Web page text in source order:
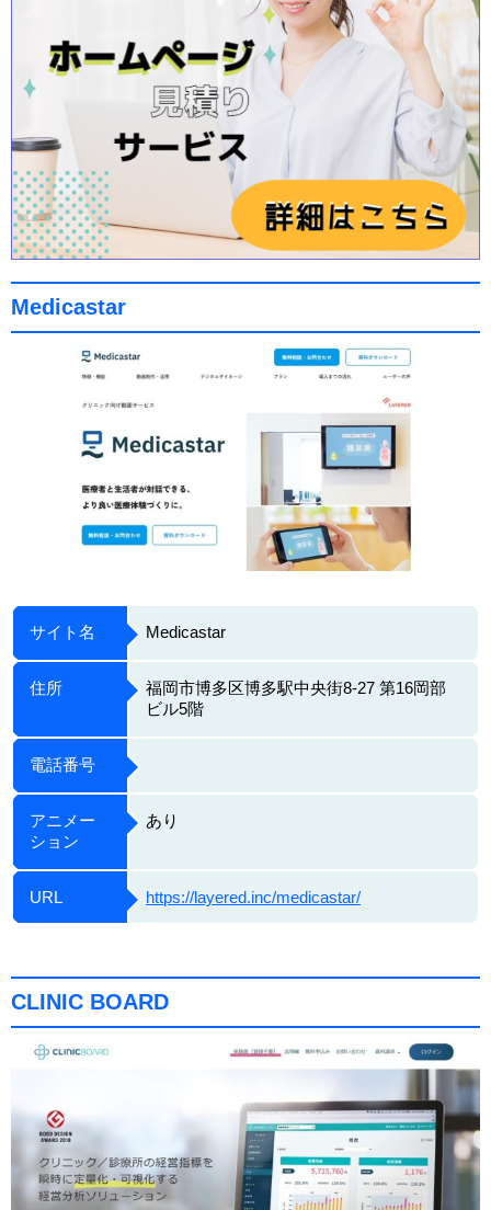
Medicastar
サイト名 Medicastar
住所
福岡市博多区博多駅中央街8-27 第16岡部
ビル5階
電話番号
アニメー
ション
あり
URL https://layered.inc/medicastar/
CLINIC BOARD